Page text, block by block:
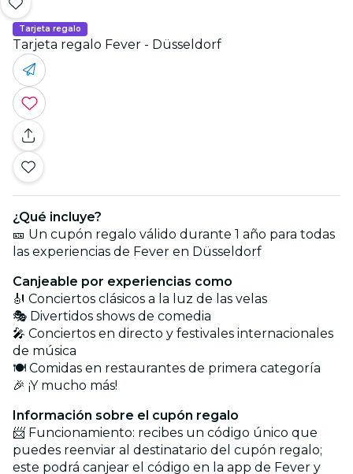
Tarjeta regalo
Tarjeta regalo Fever - Düsseldorf
¿Qué incluye?
🎫 Un cupón regalo válido durante 1 año para todas
las experiencias de Fever en Düsseldorf
Canjeable por experiencias como
🎻 Conciertos clásicos a la luz de las velas
🎭 Divertidos shows de comedia
🎤 Conciertos en directo y festivales internacionales
de música
🍽️ Comidas en restaurantes de primera categoría
🎉 ¡Y mucho más!
Información sobre el cupón regalo
📨 Funcionamiento: recibes un código único que
puedes reenviar al destinatario del cupón regalo;
este podrá canjear el código en la app de Fever y